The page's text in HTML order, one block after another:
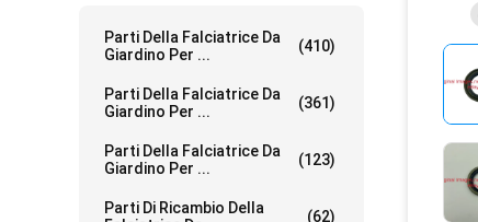
Parti Della Falciatrice Da
Giardino Per ...
(410)
Parti Della Falciatrice Da
Giardino Per ...
(361)
Parti Della Falciatrice Da
Giardino Per ...
(123)
Parti Di Ricambio Della
(62)